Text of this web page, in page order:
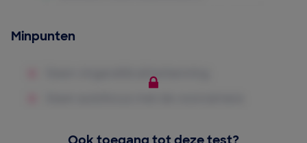
Minpunten